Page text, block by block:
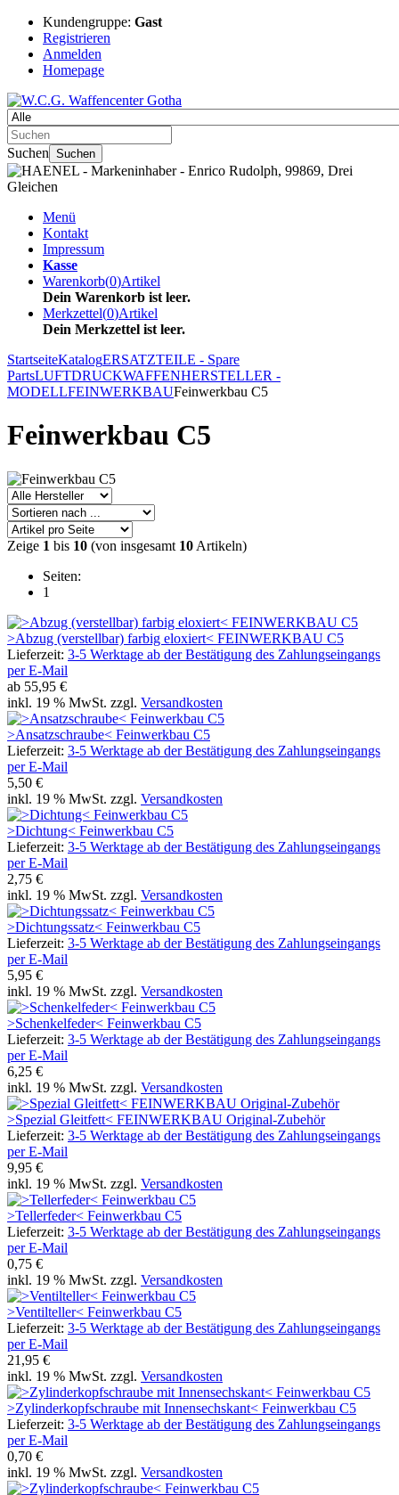
Kundengruppe: Gast
Registrieren
Anmelden
Homepage
Suchen Suchen
Menü
Kontakt
Impressum
Kasse
Warenkorb(0)Artikel
Dein Warenkorb ist leer.
Merkzettel(0)Artikel
Dein Merkzettel ist leer.
StartseiteKatalogERSATZTEILE - Spare
PartsLUFTDRUCKWAFFENHERSTELLER -
MODELLFEINWERKBAUFeinwerkbau C5
Feinwerkbau C5
Zeige 1 bis 10 (von insgesamt 10 Artikeln)
Seiten:
1
>Abzug (verstellbar) farbig eloxiert< FEINWERKBAU C5
Lieferzeit: 3-5 Werktage ab der Bestätigung des Zahlungseingangs
per E-Mail
ab 55,95 €
inkl. 19 % MwSt. zzgl. Versandkosten
>Ansatzschraube< Feinwerkbau C5
Lieferzeit: 3-5 Werktage ab der Bestätigung des Zahlungseingangs
per E-Mail
5,50 €
inkl. 19 % MwSt. zzgl. Versandkosten
>Dichtung< Feinwerkbau C5
Lieferzeit: 3-5 Werktage ab der Bestätigung des Zahlungseingangs
per E-Mail
2,75 €
inkl. 19 % MwSt. zzgl. Versandkosten
>Dichtungssatz< Feinwerkbau C5
Lieferzeit: 3-5 Werktage ab der Bestätigung des Zahlungseingangs
per E-Mail
5,95 €
inkl. 19 % MwSt. zzgl. Versandkosten
>Schenkelfeder< Feinwerkbau C5
Lieferzeit: 3-5 Werktage ab der Bestätigung des Zahlungseingangs
per E-Mail
6,25 €
inkl. 19 % MwSt. zzgl. Versandkosten
>Spezial Gleitfett< FEINWERKBAU Original-Zubehör
Lieferzeit: 3-5 Werktage ab der Bestätigung des Zahlungseingangs
per E-Mail
9,95 €
inkl. 19 % MwSt. zzgl. Versandkosten
>Tellerfeder< Feinwerkbau C5
Lieferzeit: 3-5 Werktage ab der Bestätigung des Zahlungseingangs
per E-Mail
0,75 €
inkl. 19 % MwSt. zzgl. Versandkosten
>Ventilteller< Feinwerkbau C5
Lieferzeit: 3-5 Werktage ab der Bestätigung des Zahlungseingangs
per E-Mail
21,95 €
inkl. 19 % MwSt. zzgl. Versandkosten
>Zylinderkopfschraube mit Innensechskant< Feinwerkbau C5
Lieferzeit: 3-5 Werktage ab der Bestätigung des Zahlungseingangs
per E-Mail
0,70 €
inkl. 19 % MwSt. zzgl. Versandkosten